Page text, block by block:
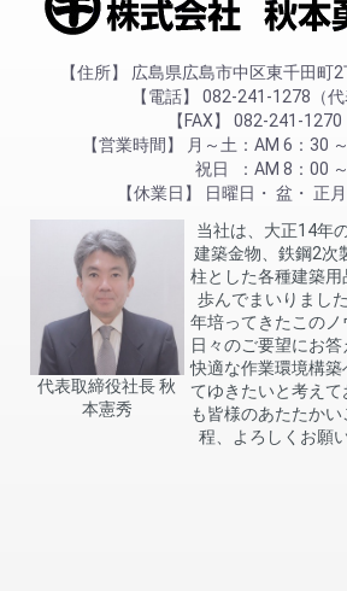
住所
広島県広島市中区東千田町
電話
082-241-1278（代
FAX
082-241-1270
営業時間
月～土
AM 6：30
祝日
AM 8：00
休業日
日曜日 盆 正月
代表取締役社長 秋
本憲秀
当社は、大正14年
建築金物、鉄鋼2次
柱とした各種建築用
歩んでまいりまし
年培ってきたこの
日々のご要望にお答
快適な作業環境構築
てゆきたいと考えて
も皆様のあたたか
程、よろしくお願